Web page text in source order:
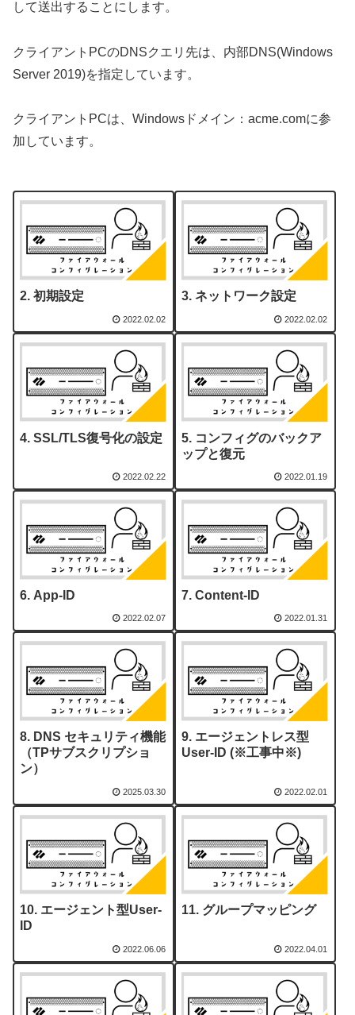
して送出することにします。
クライアントPCのDNSクエリ先は、内部DNS(Windows
Server 2019)を指定しています。
クライアントPCは、Windowsドメイン：acme.comに参
加しています。
初期設定
2022.02.02
ネットワーク設定
2022.02.02
SSL/TLS復号化の設定
2022.02.22
コンフィグのバックア
ップと復元
2022.01.19
App-ID
2022.02.07
Content-ID
2022.01.31
DNS セキュリティ機能
（TPサブスクリプショ
ン）
2025.03.30
エージェントレス型
User-ID (※工事中※)
2022.02.01
エージェント型User-
ID
2022.06.06
グループマッピング
2022.04.01